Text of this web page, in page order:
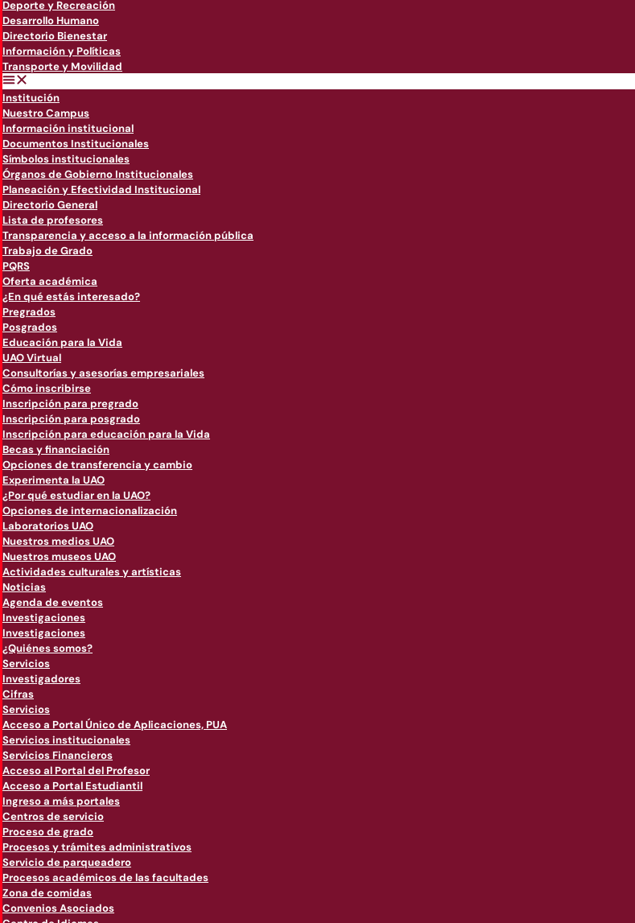
Deporte y Recreación
Desarrollo Humano
Directorio Bienestar
Información y Políticas
Transporte y Movilidad
Institución
Nuestro Campus
Información institucional
Documentos Institucionales
Símbolos institucionales
Órganos de Gobierno Institucionales
Planeación y Efectividad Institucional
Directorio General
Lista de profesores
Transparencia y acceso a la información pública
Trabajo de Grado
PQRS
Oferta académica
¿En qué estás interesado?
Pregrados
Posgrados
Educación para la Vida
UAO Virtual
Consultorías y asesorías empresariales
Cómo inscribirse
Inscripción para pregrado
Inscripción para posgrado
Inscripción para educación para la Vida
Becas y financiación
Opciones de transferencia y cambio
Experimenta la UAO
¿Por qué estudiar en la UAO?
Opciones de internacionalización
Laboratorios UAO
Nuestros medios UAO
Nuestros museos UAO
Actividades culturales y artísticas
Noticias
Agenda de eventos
Investigaciones
Investigaciones
¿Quiénes somos?
Servicios
Investigadores
Cifras
Servicios
Acceso a Portal Único de Aplicaciones, PUA
Servicios institucionales
Servicios Financieros
Acceso al Portal del Profesor
Acceso a Portal Estudiantil
Ingreso a más portales
Centros de servicio
Proceso de grado
Procesos y trámites administrativos
Servicio de parqueadero
Procesos académicos de las facultades
Zona de comidas
Convenios Asociados